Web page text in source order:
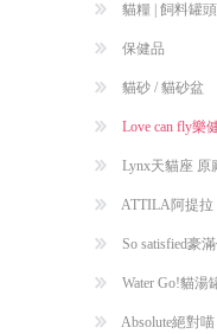
貓糧 | 飼料罐頭
保健品
貓砂 / 貓砂盆
Love can fly樂
Lynx天貓座 原
ATTILA阿提拉
So satisfied豪
Water Go!貓湯
Absolute絕對